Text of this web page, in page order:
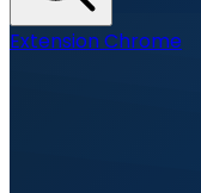
Extension Chrome